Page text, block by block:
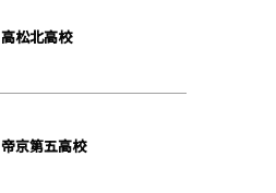
高松北高校
帝京第五高校